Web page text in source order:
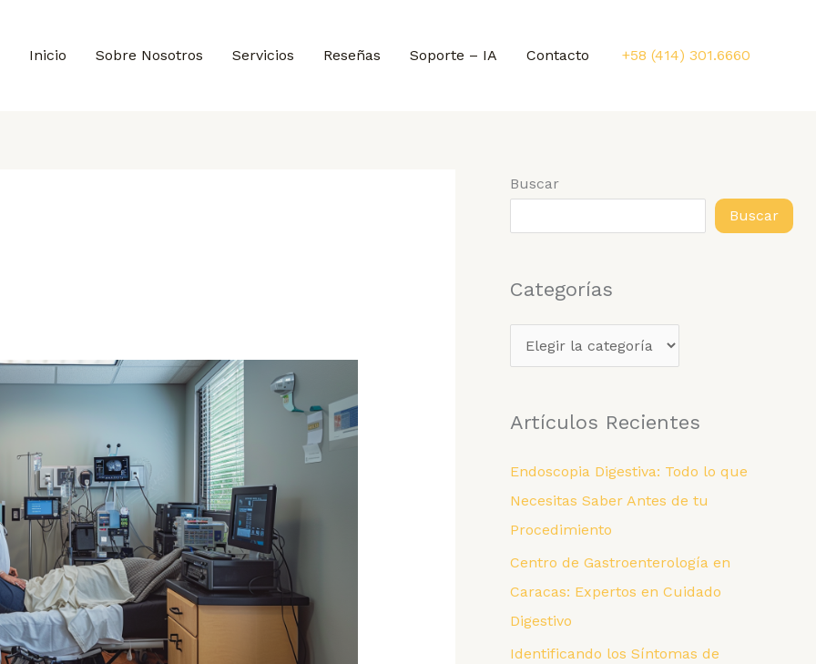
Inicio Sobre Nosotros Servicios Reseñas Soporte – IA Contacto +58 (414) 301.6660
Buscar
Buscar
Categorías
a
e
a
s
Artículos Recientes
Endoscopia Digestiva: Todo lo que
Necesitas Saber Antes de tu
Procedimiento
Centro de Gastroenterología en
Caracas: Expertos en Cuidado
Digestivo
Identificando los Síntomas de